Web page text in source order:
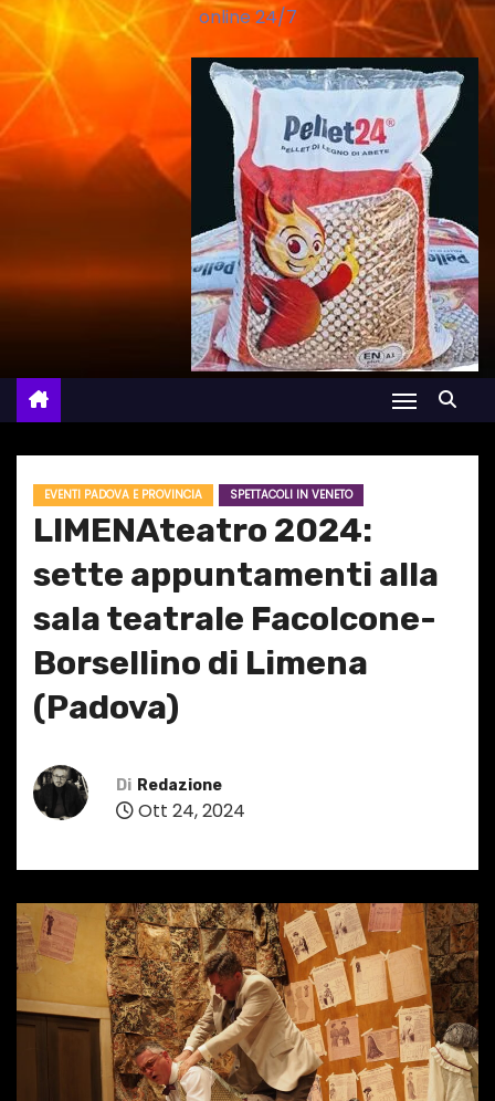
online 24/7
EVENTI PADOVA E PROVINCIA SPETTACOLI IN VENETO
LIMENAteatro 2024:
sette appuntamenti alla
sala teatrale Facolcone-
Borsellino di Limena
(Padova)
Di Redazione
Ott 24, 2024